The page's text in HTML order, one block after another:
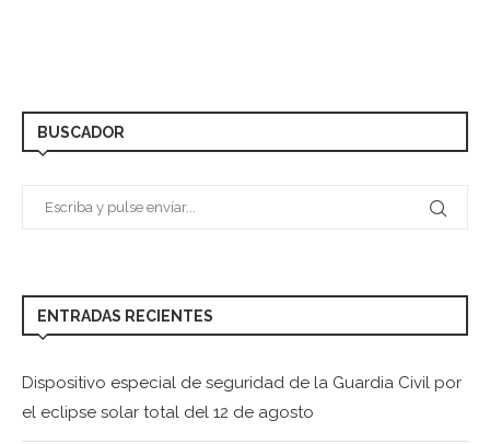
BUSCADOR
ENTRADAS RECIENTES
Dispositivo especial de seguridad de la Guardia Civil por
el eclipse solar total del 12 de agosto